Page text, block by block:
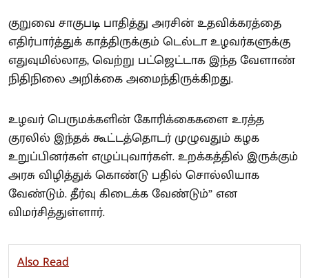
குறுவை சாகுபடி பாதித்து அரசின் உதவிக்கரத்தை
எதிர்பார்த்துக் காத்திருக்கும் டெல்டா உழவர்களுக்கு
எதுவுமில்லாத, வெற்று பட்ஜெட்டாக இந்த வேளாண்
நிதிநிலை அறிக்கை அமைந்திருக்கிறது.
உழவர் பெருமக்களின் கோரிக்கைகளை உரத்த
குரலில் இந்தக் கூட்டத்தொடர் முழுவதும் கழக
உறுப்பினர்கள் எழுப்புவார்கள். உறக்கத்தில் இருக்கும்
அரசு விழித்துக் கொண்டு பதில் சொல்லியாக
வேண்டும். தீர்வு கிடைக்க வேண்டும்” என
விமர்சித்துள்ளார்.
Also Read